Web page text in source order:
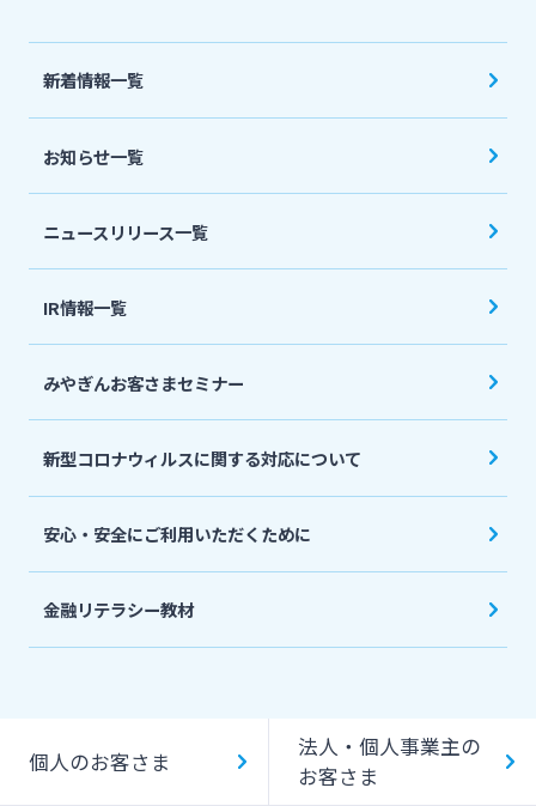
株主・投資家の皆さま
ニュースリリース一覧
採用情報
新着情報一覧
お知らせ一覧
ニュースリリース一覧
IR情報一覧
みやぎんお客さまセミナー
新型コロナウィルスに関する対応について
安心・安全にご利用いただくために
金融リテラシー教材
個人のお客さま
法人・個人事業主の
お客さま